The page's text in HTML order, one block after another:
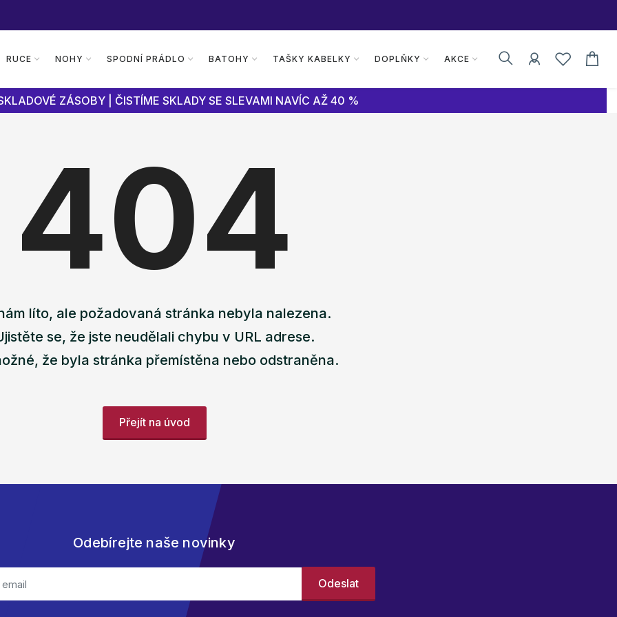
RUCE NOHY SPODNÍ PRÁDLO BATOHY TAŠKY KABELKY DOPLŇKY AKCE
ZÁSOBY | ČISTÍME SKLADY SE SLEVAMI NAVÍC AŽ 40 %
404
líto, ale požadovaná stránka nebyla nalezena.
se, že jste neudělali chybu v URL adrese.
že byla stránka přemístěna nebo odstraněna.
Přejít na úvod
Odebírejte naše novinky